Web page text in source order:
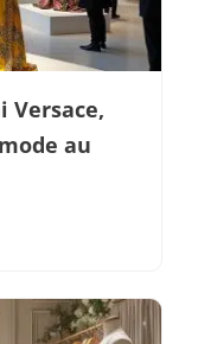
Versace,
au